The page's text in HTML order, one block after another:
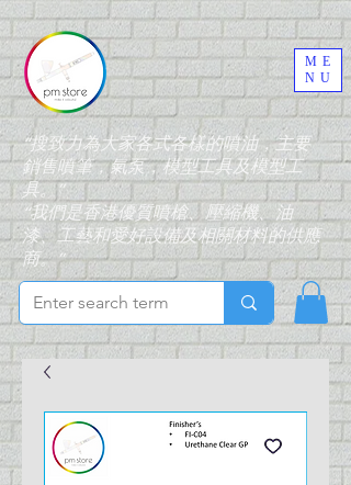
“搜致力為大家各式各樣的噴油，主要
銷售噴筆，氣泵，模型工具及模型工
具。”
“我們是香港優質噴槍、壓縮機、油
漆、工藝和愛好設備及相關材料的供應
商。”
ME
NU